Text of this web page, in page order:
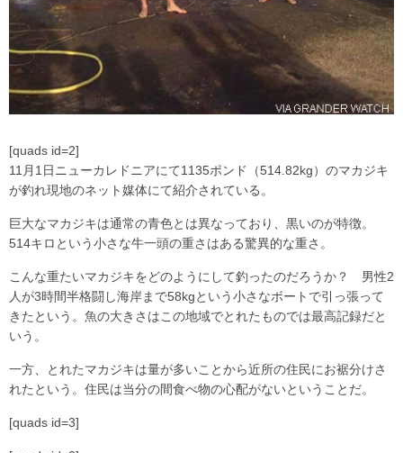
[quads id=2]
11月1日ニューカレドニアにて1135ポンド（514.82kg）のマカジキ
が釣れ現地のネット媒体にて紹介されている。
巨大なマカジキは通常の青色とは異なっており、黒いのが特徴。
514キロという小さな牛一頭の重さはある驚異的な重さ。
こんな重たいマカジキをどのようにして釣ったのだろうか？ 男性2
人が3時間半格闘し海岸まで58kgという小さなボートで引っ張って
きたという。魚の大きさはこの地域でとれたものでは最高記録だと
いう。
一方、とれたマカジキは量が多いことから近所の住民にお裾分けさ
れたという。住民は当分の間食べ物の心配がないということだ。
[quads id=3]